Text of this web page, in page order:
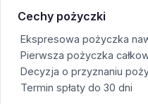
Cechy pożyczki
Ekspresowa pożyczka
Pierwsza pożyczka
Decyzja o przyznaniu
Termin spłaty do 30 dni